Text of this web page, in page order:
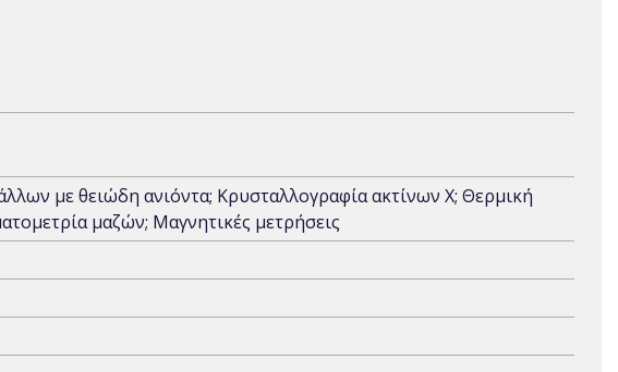
με θειώδη ανιόντα; Κρυσταλλογραφία ακτίνων Χ; Θερμική
μαζών; Μαγνητικές μετρήσεις